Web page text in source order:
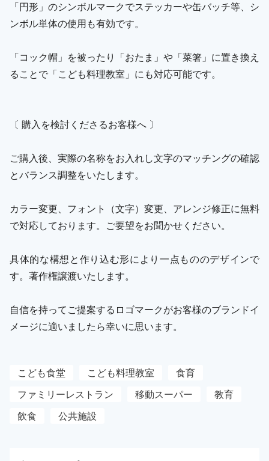
「円形」のシンボルマークでステッカーや缶バッチ等、シ
ンボル単体の使用も有効です。
「コック帽」を被ったり「おたま」や「菜箸」に置き換え
ることで「こども料理教室」にも対応可能です。
〔 購入を検討くださるお客様へ 〕
ご購入後、実際の名称をお入れし文字のマッチングの確認
とバランス調整をいたします。
カラー変更、フォント（文字）変更、アレンジ修正に無料
で対応しております。ご要望をお聞かせください。
具体的な構想と作り込む形により一点もののデザインで
す。著作権譲渡いたします。
自信を持ってご提案するロゴマークがお客様のブランドイ
メージに適いましたら幸いに思います。
こども食堂 こども料理教室
食育
ファミリーレストラン
移動スーパー
教育
飲食
公共施設